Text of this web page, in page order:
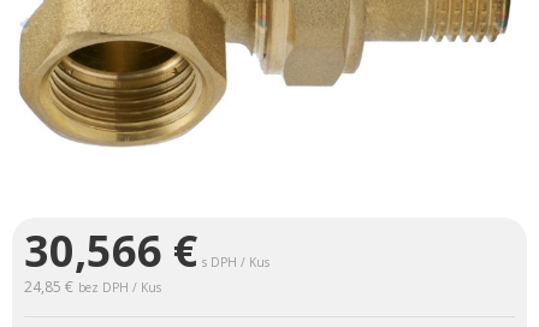
30,566 € s DPH / Kus
24,85 € bez DPH / Kus